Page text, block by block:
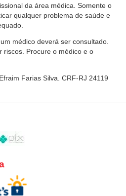
da área médica. Somente o
qualquer problema de saúde e
médico deverá ser consultado.
riscos. Procure o médico e o
Farias Silva. CRF-RJ 24119